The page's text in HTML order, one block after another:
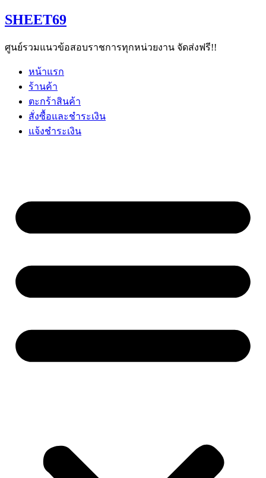
Skip
to
SHEET69
ศูนย์รวมแนวข้อสอบราชการทุกหน่วยงาน จัดส่งฟรี!!
หน้าแรก
ร้านค้า
ตะกร้าสินค้า
สั่งซื้อและชำระเงิน
แจ้งชำระเงิน